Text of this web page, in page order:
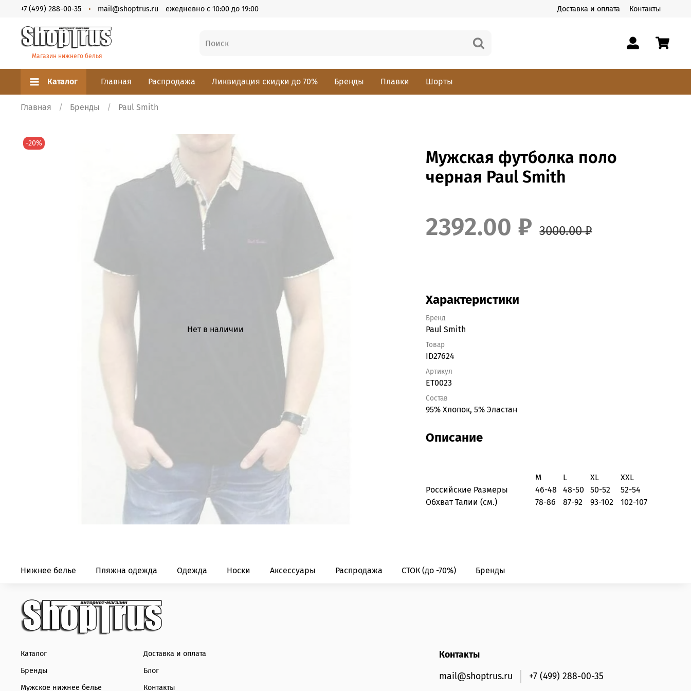
Доставка и оплата Контакты
+7 (499) 288-00-35 mail@shoptrus.ru ежедневно с 10:00 до 19:00
Магазин нижнего белья
Каталог Главная Распродажа Ликвидация скидки до 70% Бренды Плавки Шорты
Главная Бренды Paul Smith
Нет в наличии
-20%
Мужская футболка поло
черная Paul Smith
2392.00 ₽ 3000.00 ₽
Характеристики
Бренд
Paul Smith
Товар
ID27624
Артикул
ET0023
Состав
95% Хлопок, 5% Эластан
Описание
M L XL
XXL
Российские Размеры
46-48 48-50 50-52
52-54
Обхват Талии (см.)
78-86 87-92 93-102 102-107
Нижнее белье Пляжна одежда Одежда Носки Аксессуары Распродажа СТОК (до -70%) Бренды
Каталог
Бренды
Мужское нижнее белье
Доставка и оплата
Блог
Контакты
Контакты
mail@shoptrus.ru
+7 (499) 288-00-35